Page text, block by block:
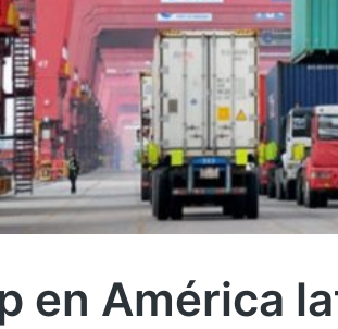
en América